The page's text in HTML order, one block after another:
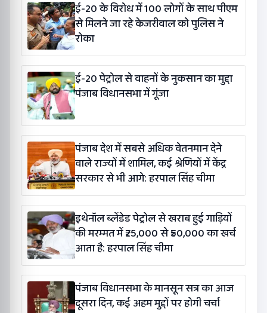
ई-20 के विरोध में 100 लोगों के साथ पीएम
से मिलने जा रहे केजरीवाल को पुलिस ने
रोका
ई-20 पेट्रोल से वाहनों के नुकसान का मुद्दा
पंजाब विधानसभा में गूंजा
पंजाब देश में सबसे अधिक वेतनमान देने
वाले राज्यों में शामिल, कई श्रेणियों में केंद्र
सरकार से भी आगे: हरपाल सिंह चीमा
इथेनॉल ब्लेंडेड पेट्रोल से खराब हुई गाड़ियों
की मरम्मत में ₹25,000 से ₹50,000 का खर्च
आता है: हरपाल सिंह चीमा
पंजाब विधानसभा के मानसून सत्र का आज
दूसरा दिन, कई अहम मुद्दों पर होगी चर्चा